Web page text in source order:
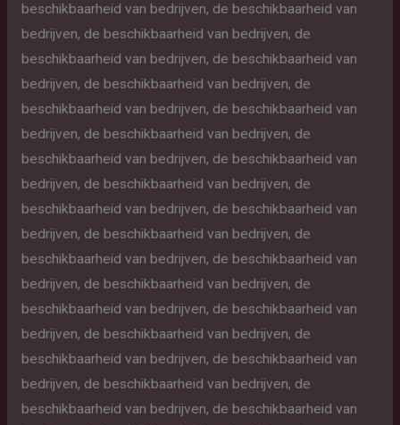
beschikbaarheid van bedrijven, de beschikbaarheid van
bedrijven, de beschikbaarheid van bedrijven, de
beschikbaarheid van bedrijven, de beschikbaarheid van
bedrijven, de beschikbaarheid van bedrijven, de
beschikbaarheid van bedrijven, de beschikbaarheid van
bedrijven, de beschikbaarheid van bedrijven, de
beschikbaarheid van bedrijven, de beschikbaarheid van
bedrijven, de beschikbaarheid van bedrijven, de
beschikbaarheid van bedrijven, de beschikbaarheid van
bedrijven, de beschikbaarheid van bedrijven, de
beschikbaarheid van bedrijven, de beschikbaarheid van
bedrijven, de beschikbaarheid van bedrijven, de
beschikbaarheid van bedrijven, de beschikbaarheid van
bedrijven, de beschikbaarheid van bedrijven, de
beschikbaarheid van bedrijven, de beschikbaarheid van
bedrijven, de beschikbaarheid van bedrijven, de
beschikbaarheid van bedrijven, de beschikbaarheid van